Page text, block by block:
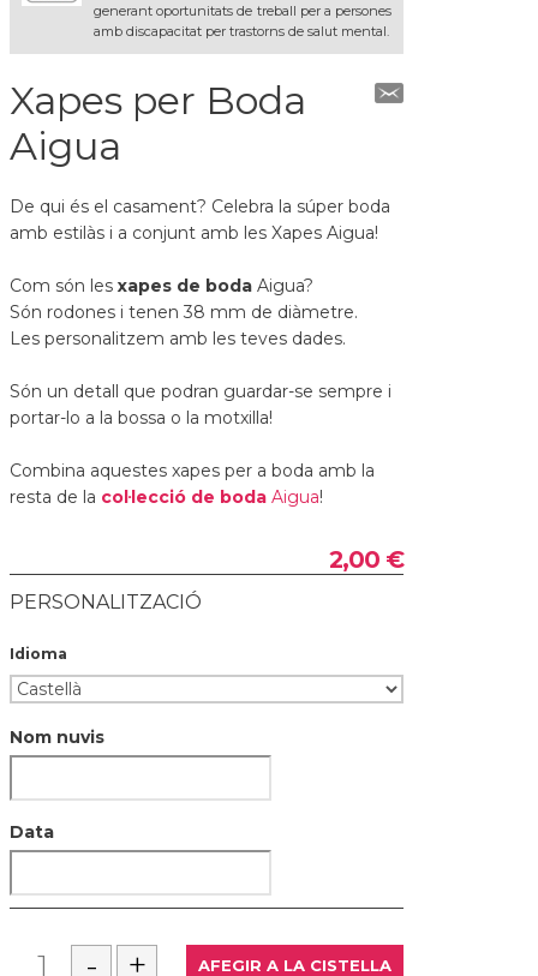
generant oportunitats de treball per a persones
amb discapacitat per trastorns de salut mental.
Xapes per Boda
Aigua
De qui és el casament? Celebra la súper boda
amb estilàs i a conjunt amb les Xapes Aigua!
Com són les xapes de boda Aigua?
Són rodones i tenen 38 mm de diàmetre.
Les personalitzem amb les teves dades.
Són un detall que podran guardar-se sempre i
portar-lo a la bossa o la motxilla!
Combina aquestes xapes per a boda amb la
resta de la col·lecció de boda Aigua!
2,00 €
PERSONALITZACIÓ
Idioma
Nom nuvis
Data